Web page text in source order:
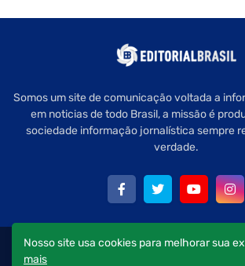
Somos um site de comunicação voltada a
em noticias de todo Brasil, a missão é
sociedade informação jornalística sempre
verdade.
Copyright © 2022 Editorial Brasil - Todos os
Nosso site usa cookies para melhorar sua
mais